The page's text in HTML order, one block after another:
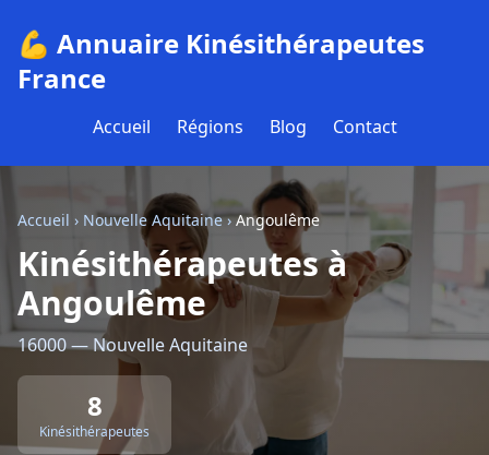
💪 Annuaire Kinésithérapeutes
France
Accueil Régions Blog Contact
Accueil › Nouvelle Aquitaine›Angoulême
Kinésithérapeutes à
Angoulême
16000 — Nouvelle Aquitaine
8
Kinésithérapeutes